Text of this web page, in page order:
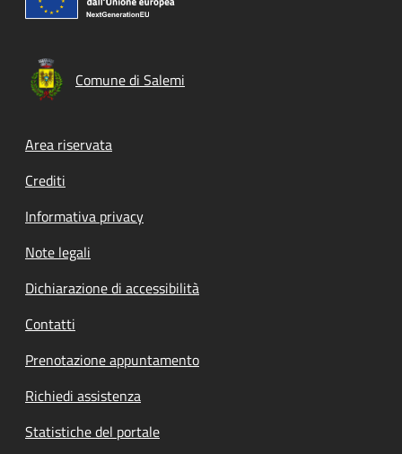
Comune di Salemi
Footer menu
Area riservata
Crediti
Informativa privacy
Note legali
Dichiarazione di accessibilità
Contatti
Prenotazione appuntamento
Richiedi assistenza
Statistiche del portale